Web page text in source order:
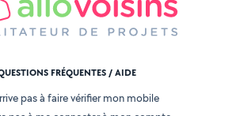
FRÉQUENTES / AIDE
pas à faire vérifier mon mobile